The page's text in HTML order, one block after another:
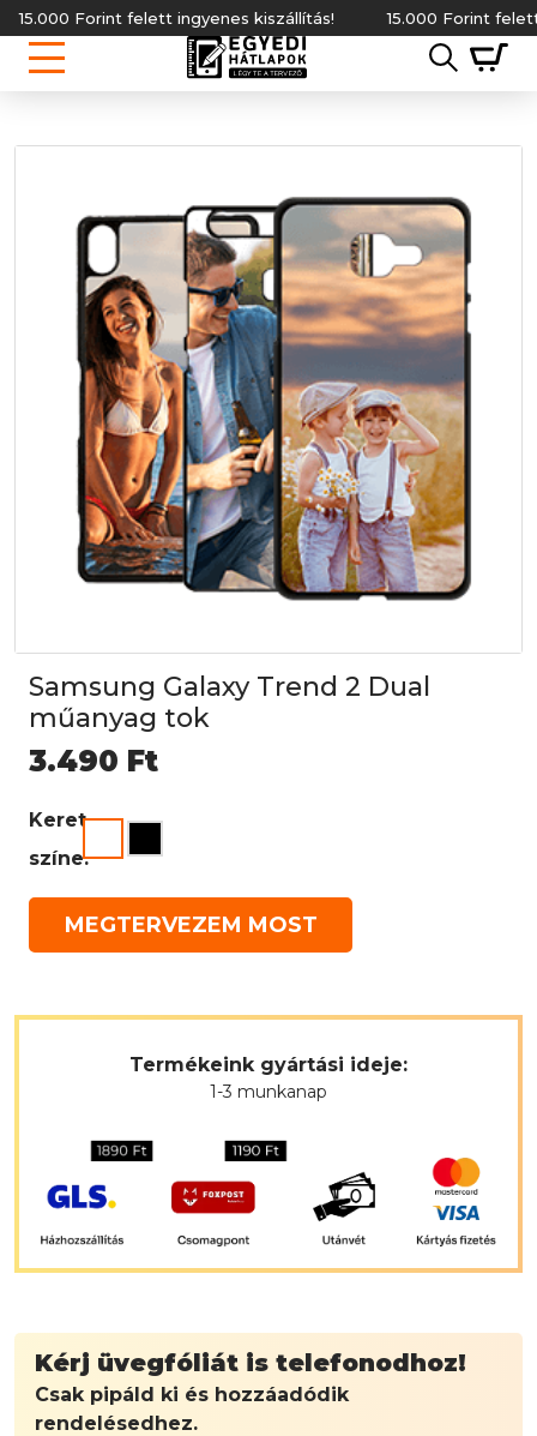
Forint felett ingyenes kiszállítás! 15.000 Forint felett
Samsung Galaxy Trend 2 Dual
műanyag tok
3.490 Ft
Keret
színe:
MEGTERVEZEM MOST
Termékeink gyártási ideje:
1-3 munkanap
Kérj üvegfóliát is telefonodhoz!
Csak pipáld ki és hozzáadódik
rendelésedhez.